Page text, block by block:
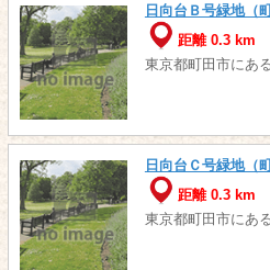
日向台Ｂ号緑地（
距離 0.3 km
東京都町田市にあ
日向台Ｃ号緑地（
距離 0.3 km
東京都町田市にあ